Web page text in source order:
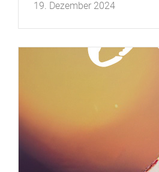
19. Dezember 2024